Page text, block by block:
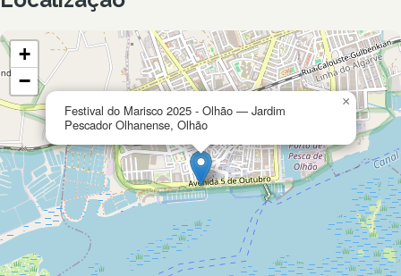
Festival do Marisco 2025 - Olhão — Jardim
Pescador Olhanense, Olhão
×
+
−